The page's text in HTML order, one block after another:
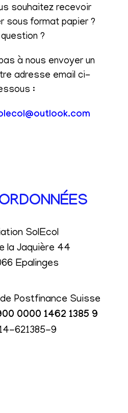
souhaitez recevoir
sous format papier ?
?
à nous envoyer un
adresse email ci-
:
SolEcol
la Jaquière 44
Epalinges
Postfinance Suisse
0000 1462 1385 9
621385-9